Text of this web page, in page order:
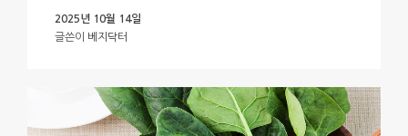
2025년 10월 14일
글쓴이 베지닥터